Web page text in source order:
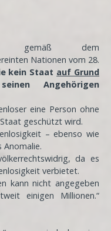
gemäß dem
Nationen vom 28.
kein Staat auf Grund
Angehörigen
eine Person ohne
geschützt wird.
– ebenso wie
da es
verbietet.
kann nicht angegeben
einigen Millionen.“